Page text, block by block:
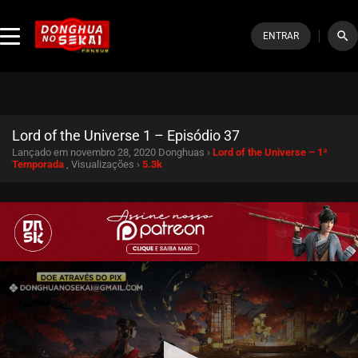
ENTRAR search
Lord of the Universe 1 – Episódio 37
Lançado em novembro 28, 2020 Donghuas › Lord of the Universe – 1ª
Temporada , Visualizações › 5.3k